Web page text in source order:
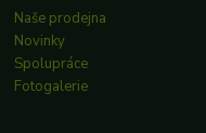
Naše prodejna
Novinky
Spolupráce
Fotogalerie